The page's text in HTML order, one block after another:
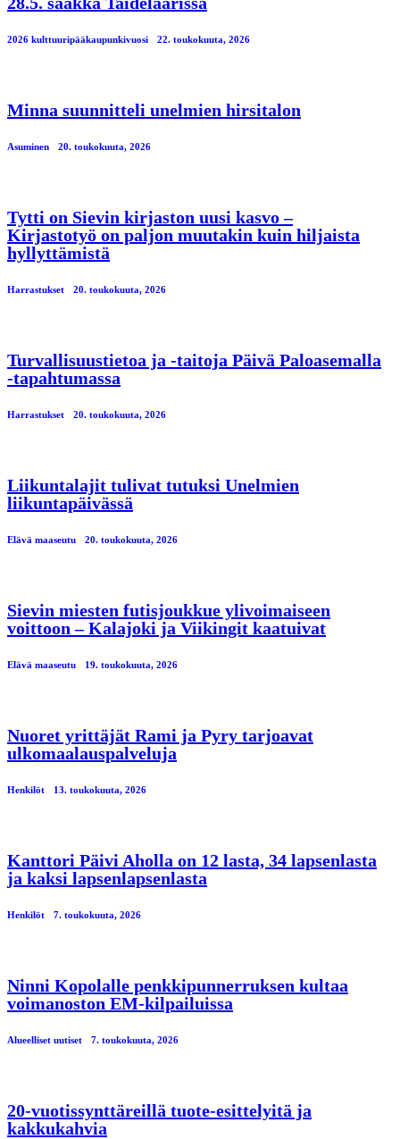
2026 kulttuuripääkaupunkivuosi 22. toukokuuta, 2026
Minna suunnitteli unelmien hirsitalon
Asuminen 20. toukokuuta, 2026
Tytti on Sievin kirjaston uusi kasvo –
Kirjastotyö on paljon muutakin kuin hiljaista
hyllyttämistä
Harrastukset 20. toukokuuta, 2026
Turvallisuustietoa ja -taitoja Päivä Paloasemalla
-tapahtumassa
Harrastukset 20. toukokuuta, 2026
Liikuntalajit tulivat tutuksi Unelmien
liikuntapäivässä
Elävä maaseutu 20. toukokuuta, 2026
Sievin miesten futisjoukkue ylivoimaiseen
voittoon – Kalajoki ja Viikingit kaatuivat
Elävä maaseutu 19. toukokuuta, 2026
Nuoret yrittäjät Rami ja Pyry tarjoavat
ulkomaalauspalveluja
Henkilöt 13. toukokuuta, 2026
Kanttori Päivi Aholla on 12 lasta, 34 lapsenlasta
ja kaksi lapsenlapsenlasta
Henkilöt 7. toukokuuta, 2026
Ninni Kopolalle penkkipunnerruksen kultaa
voimanoston EM-kilpailuissa
Alueelliset uutiset 7. toukokuuta, 2026
20-vuotissynttäreillä tuote-esittelyitä ja
kakkukahvia